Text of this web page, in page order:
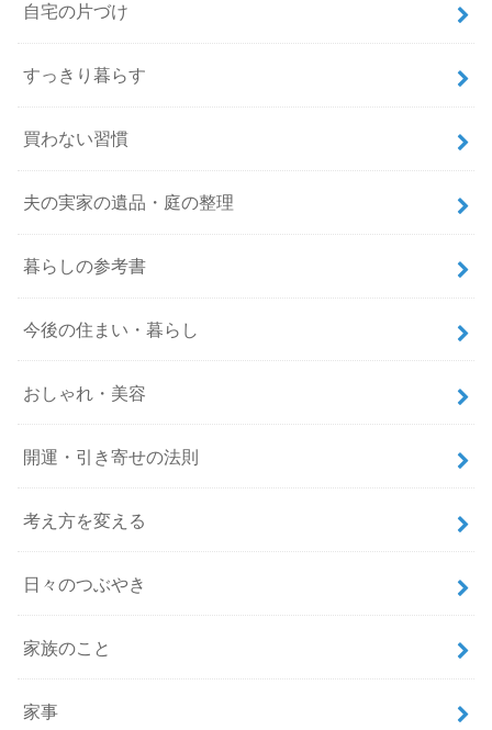
自宅の片づけ
すっきり暮らす
買わない習慣
夫の実家の遺品・庭の整理
暮らしの参考書
今後の住まい・暮らし
おしゃれ・美容
開運・引き寄せの法則
考え方を変える
日々のつぶやき
家族のこと
家事